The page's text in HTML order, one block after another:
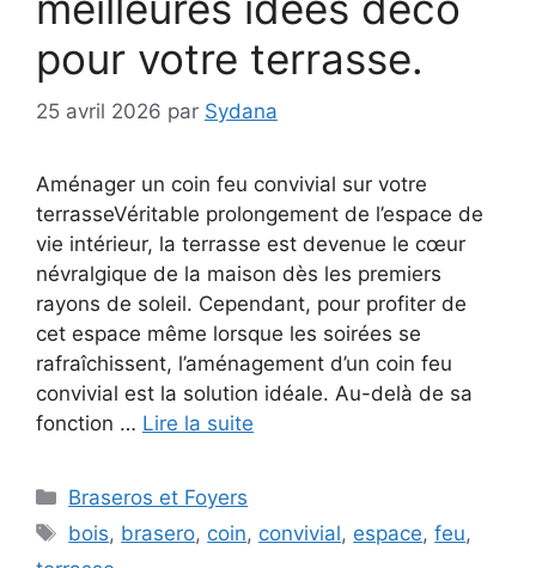
pour votre terrasse.
25 avril 2026 par Sydana
Aménager un coin feu convivial sur votre
terrasseVéritable prolongement de l’espace de
vie intérieur, la terrasse est devenue le cœur
névralgique de la maison dès les premiers
rayons de soleil. Cependant, pour profiter de
cet espace même lorsque les soirées se
rafraîchissent, l’aménagement d’un coin feu
convivial est la solution idéale. Au-delà de sa
fonction … Lire la suite
Catégories
Braseros et Foyers
Étiquettes
bois, brasero, coin, convivial, espace,feu,